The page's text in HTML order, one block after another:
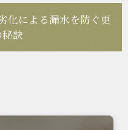
化による漏水を防ぐ更
訣